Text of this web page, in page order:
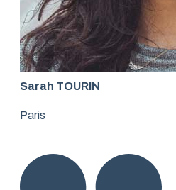
Sarah TOURIN
Paris